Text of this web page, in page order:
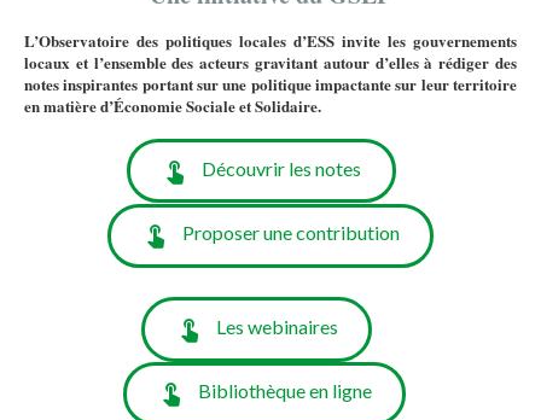
L’Observatoire des politiques locales d’ESS invite les gouvernements
locaux et l’ensemble des acteurs gravitant autour d’elles à rédiger des
notes inspirantes portant sur une politique impactante sur leur territoire
en matière d’Économie Sociale et Solidaire.
Découvrir les notes
Proposer une contribution
Les webinaires
Bibliothèque en ligne